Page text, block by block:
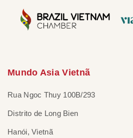
Mundo Asia Vietnã
Rua Ngoc Thuy 100B/293
Distrito de Long Bien
Hanói, Vietnã